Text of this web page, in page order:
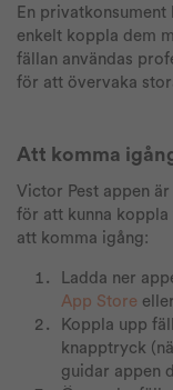
En
enkelt koppla dem
fällan användas
för att övervaka
Att komma
Victor Pest appen
för att kunna
att komma igång:
Ladda ner
App Store eller
Koppla upp
knapptryck
guidar appen